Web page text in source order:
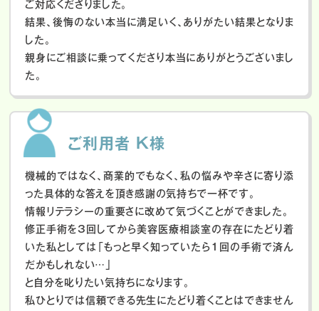
ご対応くださりました。
結果、後悔のない本当に満足いく、ありがたい結果となりま
した。
親身にご相談に乗ってくださり本当にありがとうございまし
た。
ご利用者 K様
機械的ではなく、商業的でもなく、私の悩みや辛さに寄り添
った具体的な答えを頂き感謝の気持ちで一杯です。
情報リテラシーの重要さに改めて気づくことができました。
修正手術を3回してから美容医療相談室の存在にたどり着
いた私としては「もっと早く知っていたら1回の手術で済ん
だかもしれない…」
と自分を叱りたい気持ちになります。
私ひとりでは信頼できる先生にたどり着くことはできません